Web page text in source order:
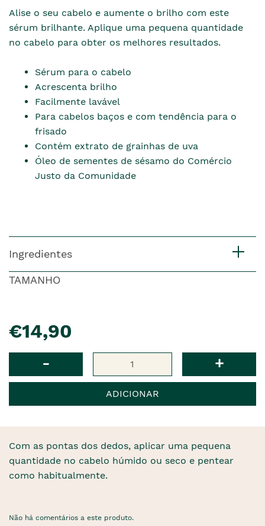
Alise o seu cabelo e aumente o brilho com este
sérum brilhante. Aplique uma pequena quantidade
no cabelo para obter os melhores resultados.
Sérum para o cabelo
Acrescenta brilho
Facilmente lavável
Para cabelos baços e com tendência para o
frisado
Contém extrato de grainhas de uva
Óleo de sementes de sésamo do Comércio
Justo da Comunidade
Ingredientes
TAMANHO
€14,90
- +
ADICIONAR
Com as pontas dos dedos, aplicar uma pequena
quantidade no cabelo húmido ou seco e pentear
como habitualmente.
Não há comentários a este produto.